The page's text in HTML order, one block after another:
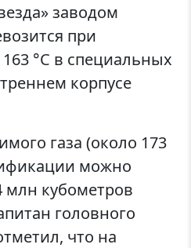
заводом
при
°C в специальных
корпусе
газа (около 173
можно
млн кубометров
головного
что на